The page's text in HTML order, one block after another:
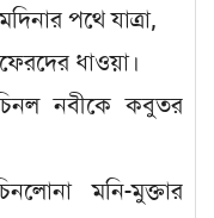
পথে যাত্রা,
ধাওয়া।
নবীকে কবুতর
মনি-মুক্তার